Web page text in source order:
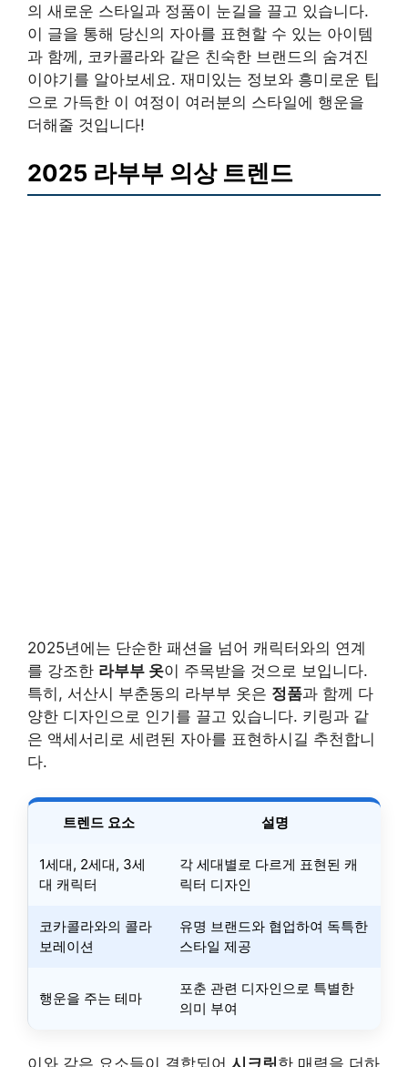
의 새로운 스타일과 정품이 눈길을 끌고 있습니다.
이 글을 통해 당신의 자아를 표현할 수 있는 아이템
과 함께, 코카콜라와 같은 친숙한 브랜드의 숨겨진
이야기를 알아보세요. 재미있는 정보와 흥미로운 팁
으로 가득한 이 여정이 여러분의 스타일에 행운을
더해줄 것입니다!
2025 라부부 의상 트렌드
2025년에는 단순한 패션을 넘어 캐릭터와의 연계
를 강조한 라부부 옷이 주목받을 것으로 보입니다.
특히, 서산시 부춘동의 라부부 옷은 정품과 함께 다
양한 디자인으로 인기를 끌고 있습니다. 키링과 같
은 액세서리로 세련된 자아를 표현하시길 추천합니
다.
트렌드 요소 설명
1세대, 2세대, 3세
대 캐릭터
각 세대별로 다르게 표현된 캐
릭터 디자인
코카콜라와의 콜라
보레이션
유명 브랜드와 협업하여 독특한
스타일 제공
행운을 주는 테마
포춘 관련 디자인으로 특별한
의미 부여
이와 같은 요소들이 결합되어 시크릿한 매력을 더하